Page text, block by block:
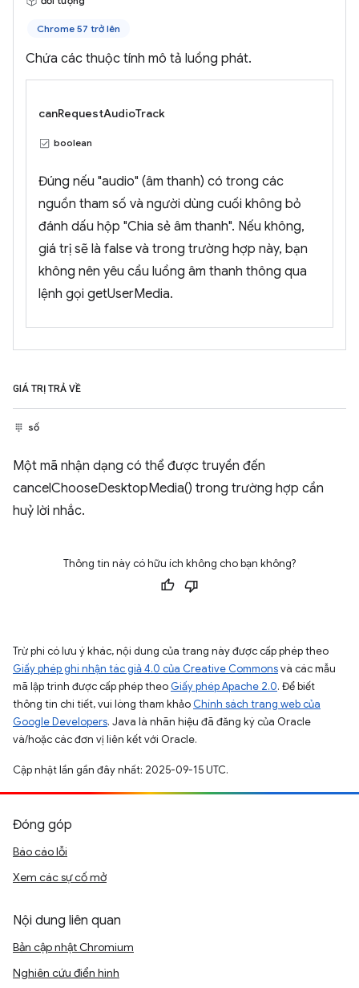
Chrome 57 trở lên
Chứa các thuộc tính mô tả luồng phát.
canRequestAudioTrack
boolean
Đúng nếu "audio" (âm thanh) có trong các
nguồn tham số và người dùng cuối không bỏ
đánh dấu hộp "Chia sẻ âm thanh". Nếu không,
giá trị sẽ là false và trong trường hợp này, bạn
không nên yêu cầu luồng âm thanh thông qua
lệnh gọi getUserMedia.
GIÁ TRỊ TRẢ VỀ
số
Một mã nhận dạng có thể được truyền đến
cancelChooseDesktopMedia() trong trường hợp cần
huỷ lời nhắc.
Thông tin này có hữu ích không cho bạn không?
Trừ phi có lưu ý khác, nội dung của trang này được cấp phép theo
Giấy phép ghi nhận tác giả 4.0 của Creative Commonsvà các mẫu
mã lập trình được cấp phép theo Giấy phép Apache 2.0. Để biết
thông tin chi tiết, vui lòng tham khảo Chính sách trang web của
Google Developers. Java là nhãn hiệu đã đăng ký của Oracle
và/hoặc các đơn vị liên kết với Oracle.
Cập nhật lần gần đây nhất: 2025-09-15 UTC.
Đóng góp
Báo cáo lỗi
Xem các sự cố mở
Nội dung liên quan
Bản cập nhật Chromium
Nghiên cứu điển hình